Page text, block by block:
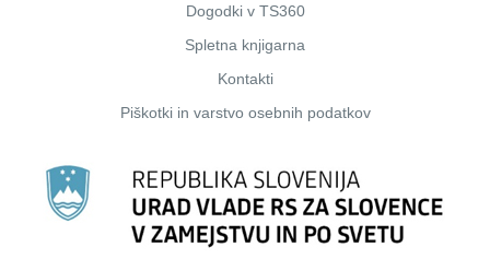
Dogodki v TS360
Spletna knjigarna
Kontakti
Piškotkiin varstvo osebnih podatkov